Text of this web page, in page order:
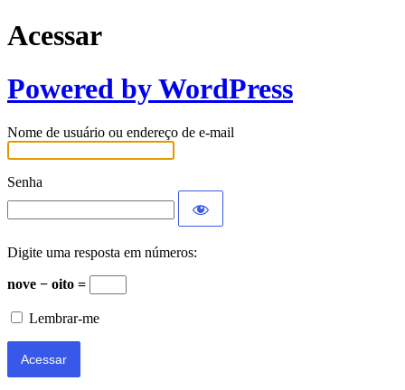
Acessar
Powered by WordPress
Nome de usuário ou endereço de e-mail
Senha
Digite uma resposta em números:
nove − oito =
Lembrar-me